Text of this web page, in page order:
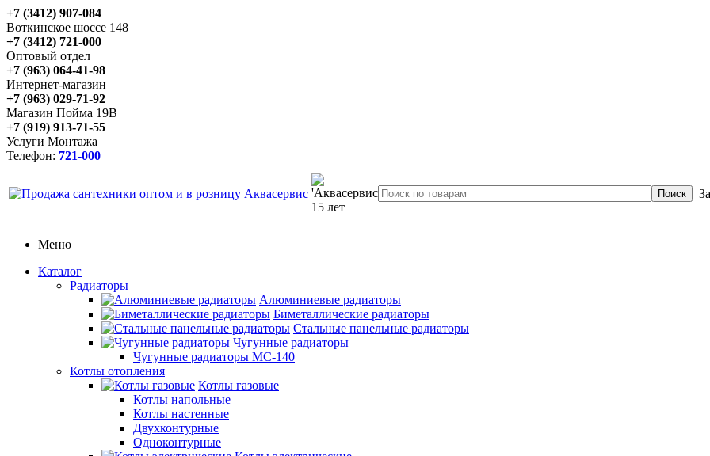
+7 (3412) 907-084
Воткинское шоссе 148
+7 (3412) 721-000
Оптовый отдел
+7 (963) 064-41-98
Интернет-магазин
+7 (963) 029-71-92
Магазин Пойма 19В
+7 (919) 913-71-55
Услуги Монтажа
Телефон: 721-000
Меню
Каталог
Радиаторы
Алюминиевые радиаторы
Биметаллические радиаторы
Стальные панельные радиаторы
Чугунные радиаторы
Чугунные радиаторы МС-140
Котлы отопления
Котлы газовые
Котлы напольные
Котлы настенные
Двухконтурные
Одноконтурные